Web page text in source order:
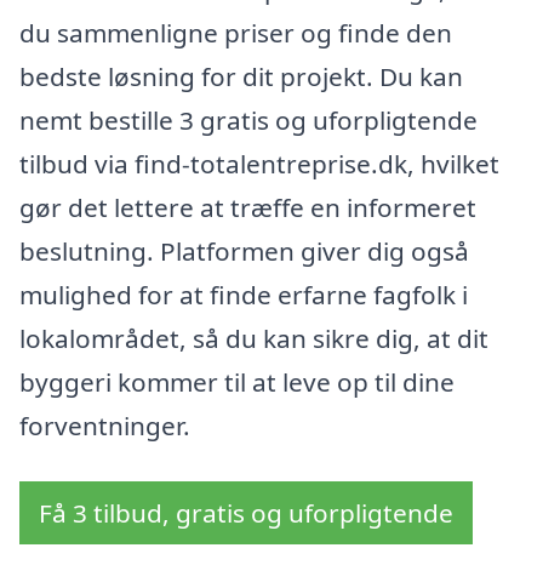
du sammenligne priser og finde den
bedste løsning for dit projekt. Du kan
nemt bestille 3 gratis og uforpligtende
tilbud via find-totalentreprise.dk, hvilket
gør det lettere at træffe en informeret
beslutning. Platformen giver dig også
mulighed for at finde erfarne fagfolk i
lokalområdet, så du kan sikre dig, at dit
byggeri kommer til at leve op til dine
forventninger.
Få 3 tilbud, gratis og uforpligtende